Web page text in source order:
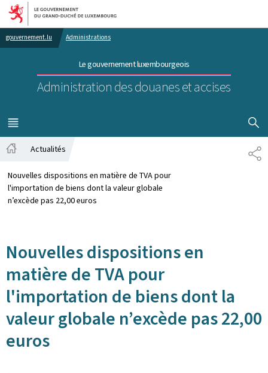
Aller au menu principal
Aller au contenu
gouvernement.lu Administrations
Le gouvernement luxembourgeois
Administration des douanes et accises
MENU
PRINCIPAL
Actualités
Nouvelles dispositions en matière de TVA pour
l'importation de biens dont la valeur globale
n’excède pas 22,00 euros
Nouvelles dispositions en
matière de TVA pour
l'importation de biens dont la
valeur globale n’excède pas 22,00
euros